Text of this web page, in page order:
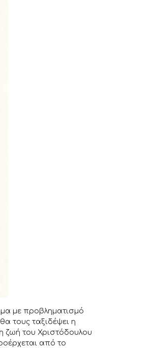
με προβληματισμό
τους ταξιδέψει η
ζωή του Χριστόδουλου
από το